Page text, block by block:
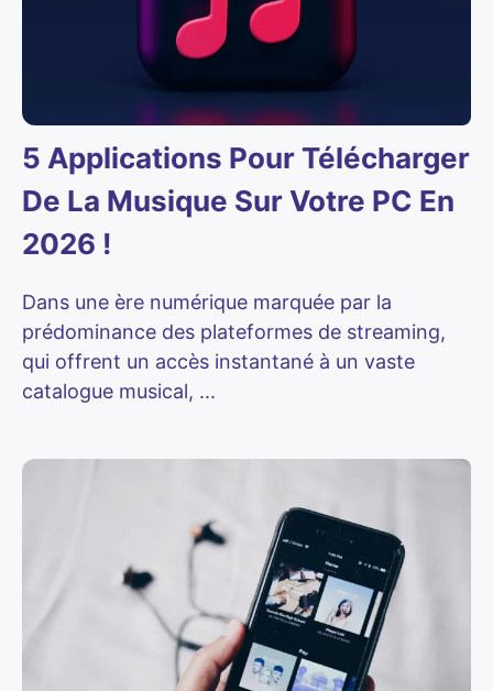
5 Applications Pour Télécharger
De La Musique Sur Votre PC En
2026 !
Dans une ère numérique marquée par la
prédominance des plateformes de streaming,
qui offrent un accès instantané à un vaste
catalogue musical, ...